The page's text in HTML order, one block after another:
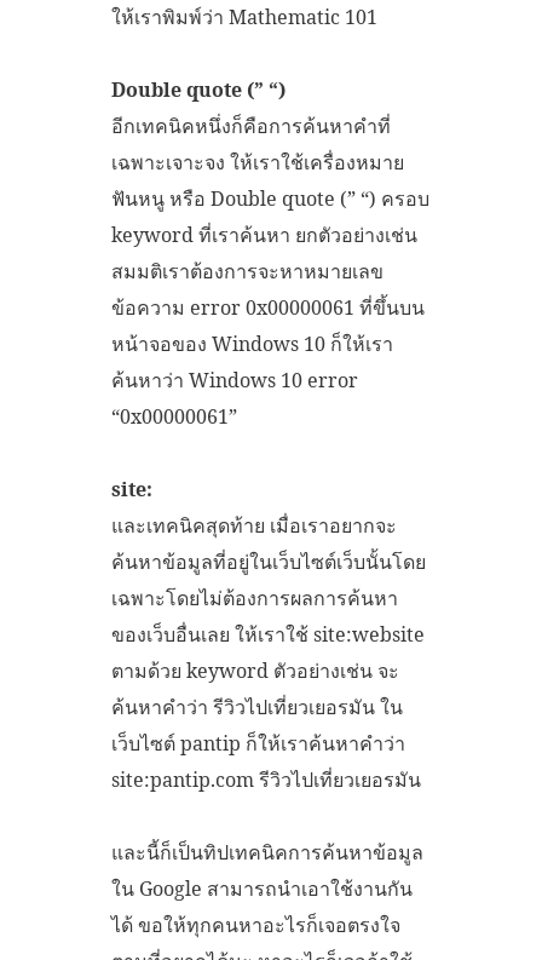
ให้เราพิมพ์ว่า Mathematic 101
Double quote (” “)
อีกเทคนิคหนึ่งก็คือการค้นหาคำที่
เฉพาะเจาะจง ให้เราใช้เครื่องหมาย
ฟันหนู หรือ Double quote (” “) ครอบ
keyword ที่เราค้นหา ยกตัวอย่างเช่น
สมมติเราต้องการจะหาหมายเลข
ข้อความ error 0x00000061 ที่ขึ้นบน
หน้าจอของ Windows 10 ก็ให้เรา
ค้นหาว่า Windows 10 error
“0x00000061”
site:
และเทคนิคสุดท้าย เมื่อเราอยากจะ
ค้นหาข้อมูลที่อยู่ในเว็บไซต์เว็บนั้นโดย
เฉพาะโดยไม่ต้องการผลการค้นหา
ของเว็บอื่นเลย ให้เราใช้ site:website
ตามด้วย keyword ตัวอย่างเช่น จะ
ค้นหาคำว่า รีวิวไปเที่ยวเยอรมัน ใน
เว็บไซต์ pantip ก็ให้เราค้นหาคำว่า
site:pantip.com รีวิวไปเที่ยวเยอรมัน
และนี้ก็เป็นทิปเทคนิคการค้นหาข้อมูล
ใน Google สามารถนำเอาใช้งานกัน
ได้ ขอให้ทุกคนหาอะไรก็เจอตรงใจ